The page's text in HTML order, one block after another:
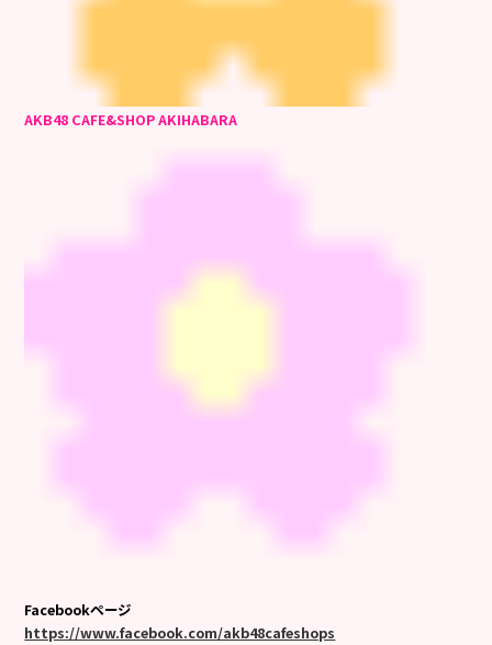
AKB48 CAFE&SHOP AKIHABARA
Facebookページ
https://www.facebook.com/akb48cafeshops